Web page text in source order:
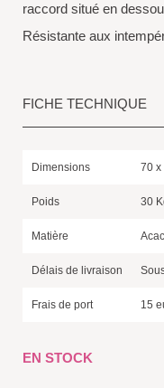
raccord situé en
Résistante aux
FICHE TECHNIQUE
Dimensions 70 x
Poids 30
Matière
Délais de livraison
Frais de port 15
EN STOCK